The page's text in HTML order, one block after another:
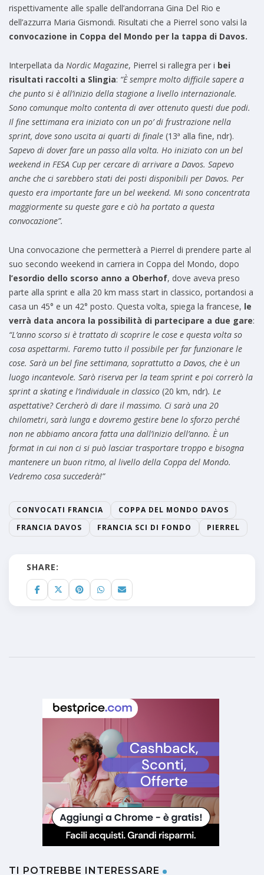
rispettivamente alle spalle dell’andorrana Gina Del Rio e
dell’azzurra Maria Gismondi. Risultati che a Pierrel sono valsi la
convocazione in Coppa del Mondo per la tappa di Davos.
Interpellata da Nordic Magazine, Pierrel si rallegra per i bei
risultati raccolti a Slingia: “È sempre molto difficile sapere a
che punto si è all’inizio della stagione a livello internazionale.
Sono comunque molto contenta di aver ottenuto questi due podi.
Il fine settimana era iniziato con un po’ di frustrazione nella
sprint, dove sono uscita ai quarti di finale (13ª alla fine, ndr).
Sapevo di dover fare un passo alla volta. Ho iniziato con un bel
weekend in FESA Cup per cercare di arrivare a Davos. Sapevo
anche che ci sarebbero stati dei posti disponibili per Davos. Per
questo era importante fare un bel weekend. Mi sono concentrata
maggiormente su queste gare e ciò ha portato a questa
convocazione”.
Una convocazione che permetterà a Pierrel di prendere parte al
suo secondo weekend in carriera in Coppa del Mondo, dopo
l’esordio dello scorso anno a Oberhof, dove aveva preso
parte alla sprint e alla 20 km mass start in classico, portandosi a
casa un 45° e un 42° posto. Questa volta, spiega la francese, le
verrà data ancora la possibilità di partecipare a due gare:
“L’anno scorso si è trattato di scoprire le cose e questa volta so
cosa aspettarmi. Faremo tutto il possibile per far funzionare le
cose. Sarà un bel fine settimana, soprattutto a Davos, che è un
luogo incantevole. Sarò riserva per la team sprint e poi correrò la
sprint a skating e l’individuale in classico (20 km, ndr). Le
aspettative? Cercherò di dare il massimo. Ci sarà una 20
chilometri, sarà lunga e dovremo gestire bene lo sforzo perché
non ne abbiamo ancora fatta una dall’inizio dell’anno. È un
format in cui non ci si può lasciar trasportare troppo e bisogna
mantenere un buon ritmo, al livello della Coppa del Mondo.
Vedremo cosa succederà!”
CONVOCATI FRANCIA
COPPA DEL MONDO DAVOS
FRANCIA DAVOS
FRANCIA SCI DI FONDO PIERREL
SHARE:
TI POTREBBE INTERESSARE